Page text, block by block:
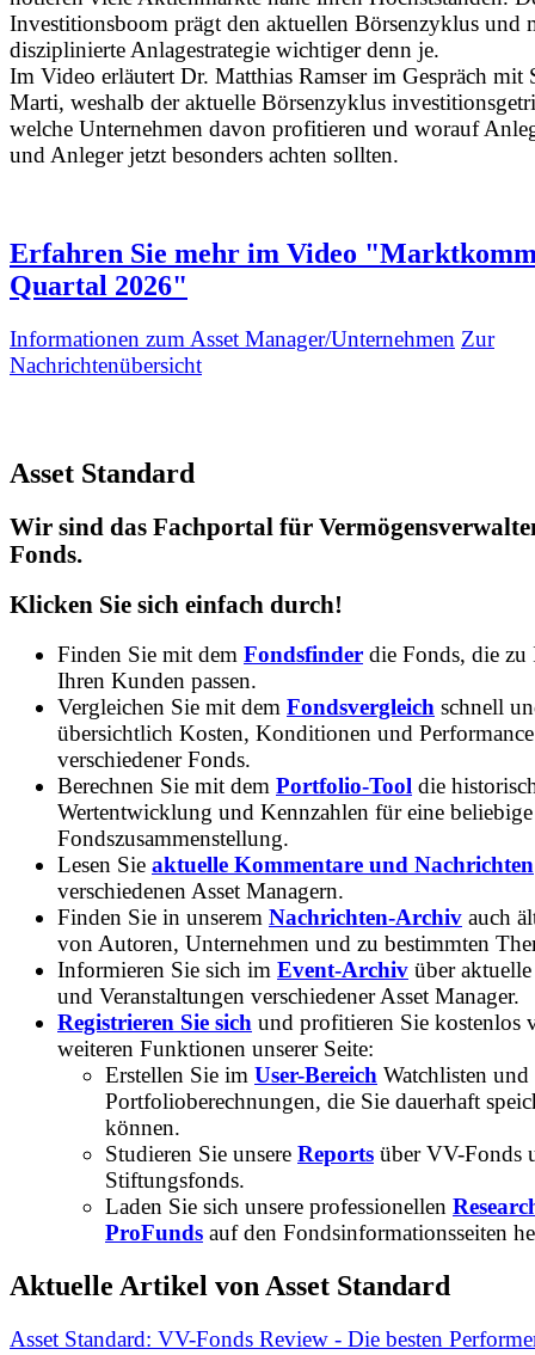
Investitionsboom prägt den aktuellen Börsenzyklus und
disziplinierte Anlagestrategie wichtiger denn je.
Im Video erläutert Dr. Matthias Ramser im Gespräch mit
Marti, weshalb der aktuelle Börsenzyklus
welche Unternehmen davon profitieren und worauf
und Anleger jetzt besonders achten sollten.
Erfahren Sie mehr im Video
Quartal 2026"
Informationen zum Asset Manager/Unternehmen Zur
Nachrichtenübersicht
Asset Standard
Wir sind das Fachportal für
Fonds.
Klicken Sie sich einfach durch!
Finden Sie mit dem Fondsfinder die Fonds, die zu
Ihren Kunden passen.
Vergleichen Sie mit dem Fondsvergleich schnell
übersichtlich Kosten, Konditionen und Performance
verschiedener Fonds.
Berechnen Sie mit dem Portfolio-Tool die
Wertentwicklung und Kennzahlen für eine beliebige
Fondszusammenstellung.
Lesen Sie aktuelle Kommentare und Nachrichten
verschiedenen Asset Managern.
Finden Sie in unserem Nachrichten-Archiv auch
von Autoren, Unternehmen und zu bestimmten
Informieren Sie sich im Event-Archiv über
und Veranstaltungen verschiedener Asset Manager.
Registrieren Sie sich und profitieren Sie kostenlos
weiteren Funktionen unserer Seite:
Erstellen Sie im User-Bereich Watchlisten und
Portfolioberechnungen, die Sie dauerhaft
können.
Studieren Sie unsere Reports über VV-Fonds
Stiftungsfonds.
Laden Sie sich unsere professionellen
ProFunds auf den Fondsinformationsseiten
Aktuelle Artikel von Asset Standard
Asset Standard: VV-Fonds Review - Die besten